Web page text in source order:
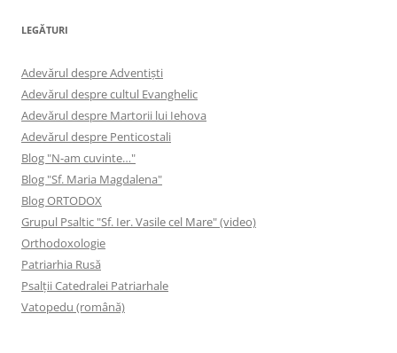
LEGĂTURI
Adevărul despre Adventişti
Adevărul despre cultul Evanghelic
Adevărul despre Martorii lui Iehova
Adevărul despre Penticostali
Blog "N-am cuvinte…"
Blog "Sf. Maria Magdalena"
Blog ORTODOX
Grupul Psaltic "Sf. Ier. Vasile cel Mare" (video)
Orthodoxologie
Patriarhia Rusă
Psalţii Catedralei Patriarhale
Vatopedu (română)